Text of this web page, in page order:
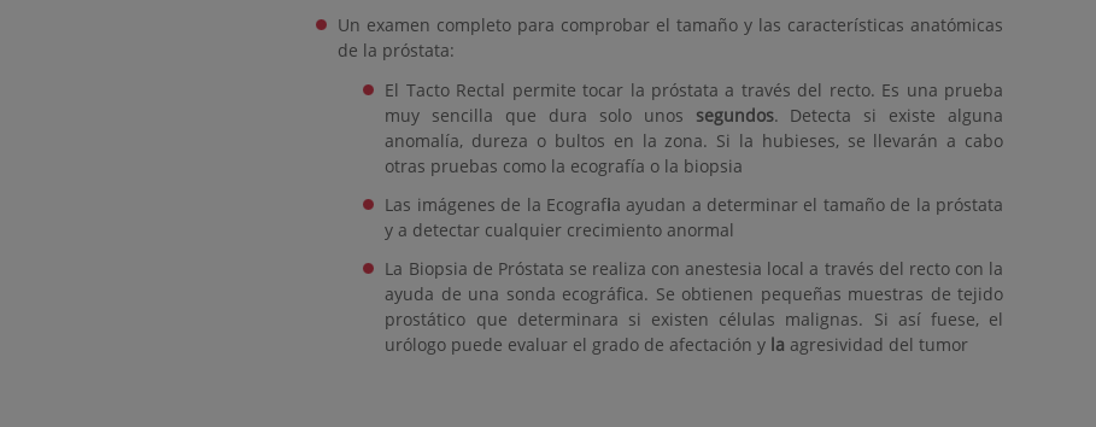
Un examen completo para comprobar el tamaño y las características anatómicas
de la próstata:
El Tacto Rectal permite tocar la próstata a través del recto. Es una prueba
muy sencilla que dura solo unos segundos. Detecta si existe alguna
anomalía, dureza o bultos en la zona. Si la hubieses, se llevarán a cabo
otras pruebas como la ecografía o la biopsia
Las imágenes de la Ecografia ayudan a determinar el tamaño de la próstata
y a detectar cualquier crecimiento anormal
La Biopsia de Próstata se realiza con anestesia local a través del recto con la
ayuda de una sonda ecográfica. Se obtienen pequeñas muestras de tejido
prostático que determinara si existen células malignas. Si así fuese, el
urólogo puede evaluar el grado de afectación y la agresividad del tumor